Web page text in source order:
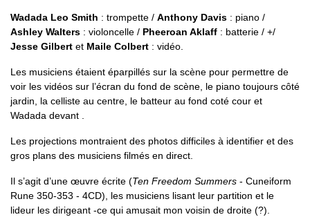
Wadada Leo Smith : trompette / Anthony Davis : piano /
Ashley Walters : violoncelle / Pheeroan Aklaff : batterie / +/
Jesse Gilbert et Maile Colbert : vidéo.
Les musiciens étaient éparpillés sur la scène pour permettre de
voir les vidéos sur l’écran du fond de scène, le piano toujours côté
jardin, la celliste au centre, le batteur au fond coté cour et
Wadada devant .
Les projections montraient des photos difficiles à identifier et des
gros plans des musiciens filmés en direct.
Il s’agit d’une œuvre écrite (Ten Freedom Summers - Cuneiform
Rune 350-353 - 4CD), les musiciens lisant leur partition et le
lideur les dirigeant -ce qui amusait mon voisin de droite (?).